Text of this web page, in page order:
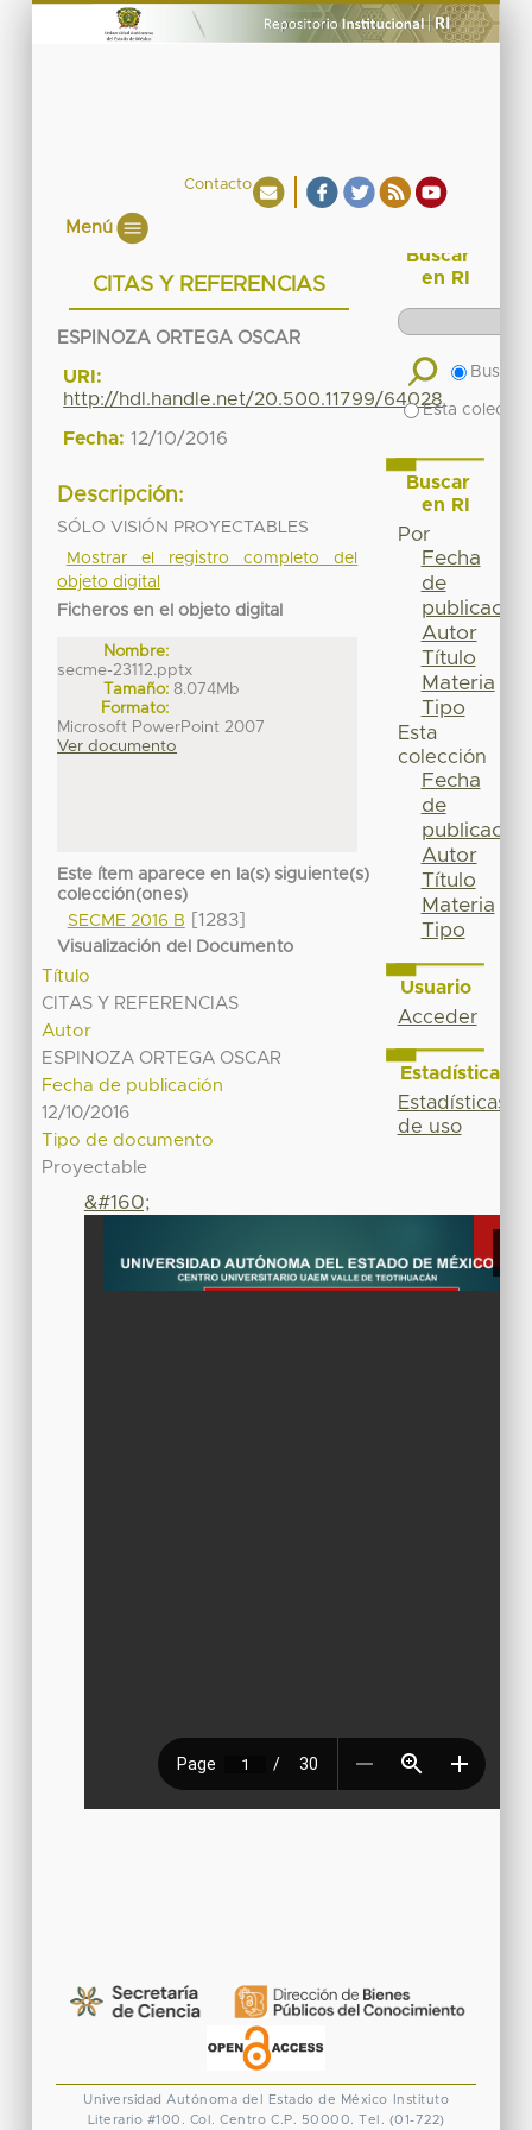
Contacto
Menú
CITAS Y REFERENCIAS
ESPINOZA ORTEGA OSCAR
URI:
http://hdl.handle.net/20.500.11799/64028
Fecha: 12/10/2016
Descripción:
SÓLO VISIÓN PROYECTABLES
Mostrar el registro completo del
objeto digital
Ficheros en el objeto digital
Nombre:
secme-23112.pptx
Tamaño: 8.074Mb
Formato:
Microsoft PowerPoint 2007
Ver documento
Este ítem aparece en la(s) siguiente(s)
colección(ones)
SECME 2016 B
[1283]
Visualización del Documento
Título
CITAS Y REFERENCIAS
Autor
ESPINOZA ORTEGA OSCAR
Fecha de publicación
12/10/2016
Tipo de documento
Proyectable
&#160;
Buscar
en RI
Buscar
Esta
Buscar
en RI
Por
Fecha
de
publicación
Autor
Título
Materia
Tipo
Esta
colección
Fecha
de
publicación
Autor
Título
Materia
Tipo
Usuario
Acceder
Estadísticas
Estadísticas
de uso
Universidad Autónoma del Estado de México
Instituto
Literario #100. Col. Centro C.P. 50000. Tel. (01-722)